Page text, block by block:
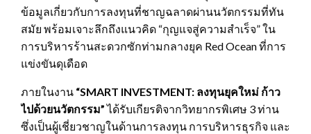
ข้อมูลเกี่ยวกับการลงทุนที่ชาญฉลาดผ่านนวัตกรรมที่ทัน
สมัย พร้อมเจาะลึกถึงแนวคิด “กุญแจสู่ความสำเร็จ” ใน
การบริหารร้านสะดวกซักท่ามกลางยุค Red Ocean ที่การ
แข่งขันดุเดือด
ภายในงาน “SMART INVESTMENT: ลงทุนยุคใหม่ ก้าว
ไปด้วยนวัตกรรม”ได้รับเกียรติจากวิทยากรพิเศษ 3 ท่าน
ซึ่งเป็นผู้เชี่ยวชาญในด้านการลงทุน การบริหารธุรกิจ และ